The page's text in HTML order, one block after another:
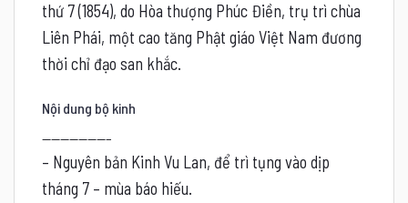
thứ 7 (1854), do Hòa thượng Phúc Điền, trụ trì chùa
Liên Phái, một cao tăng Phật giáo Việt Nam đương
thời chỉ đạo san khắc.
Nội dung bộ kinh
———————–
– Nguyên bản Kinh Vu Lan, để trì tụng vào dịp
tháng 7 – mùa báo hiếu.